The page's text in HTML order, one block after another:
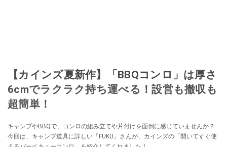
【カインズ夏新作】「BBQコンロ」は厚さ
6cmでラクラク持ち運べる！設営も撤収も
超簡単！
キャンプやBBQで、コンロの組み立てや片付けを面倒に感じていませんか？
今回は、キャンプ道具に詳しい「FUKU」さんが、カインズの「開いてすぐ使